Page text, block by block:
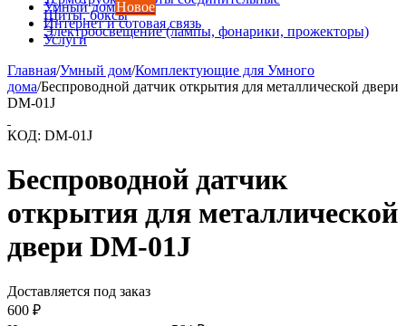
Щиты, боксы
Электроосвещение (лампы, фонарики, прожекторы)
Умный домНовое
Интернет и сотовая связь
Услуги
Главная/Умный дом/Комплектующие для Умного
дома/Беспроводной датчик открытия для металлической двери
DM-01J
КОД: DM-01J
Беспроводной датчик
открытия для металлической
двери DM-01J
Доставляется под заказ
600 ₽